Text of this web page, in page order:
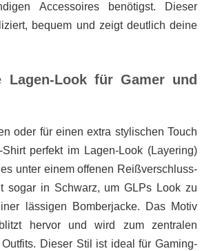
Accessoires benötigst. Dieser
bequem und zeigt deutlich deine
Lagen-Look für Gamer und
oder für einen extra stylischen Touch
perfekt im Lagen-Look (Layering)
unter einem offenen Reißverschluss-
sogar in Schwarz, um GLPs Look zu
lässigen Bomberjacke. Das Motiv
hervor und wird zum zentralen
Dieser Stil ist ideal für Gaming-